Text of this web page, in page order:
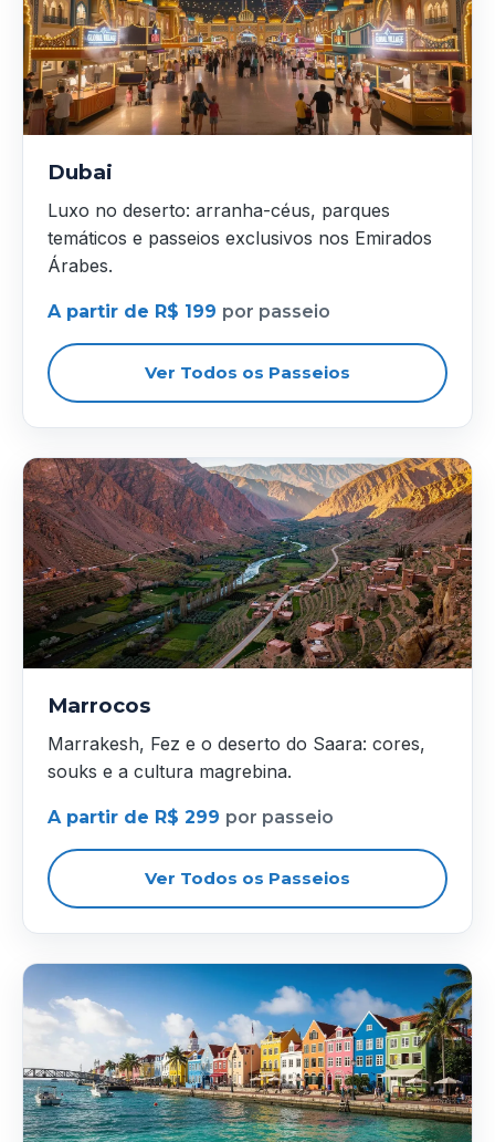
Dubai
Luxo no deserto: arranha-céus, parques
temáticos e passeios exclusivos nos Emirados
Árabes.
A partir de R$ 199 por passeio
Ver Todos os Passeios
Marrocos
Marrakesh, Fez e o deserto do Saara: cores,
souks e a cultura magrebina.
A partir de R$ 299 por passeio
Ver Todos os Passeios